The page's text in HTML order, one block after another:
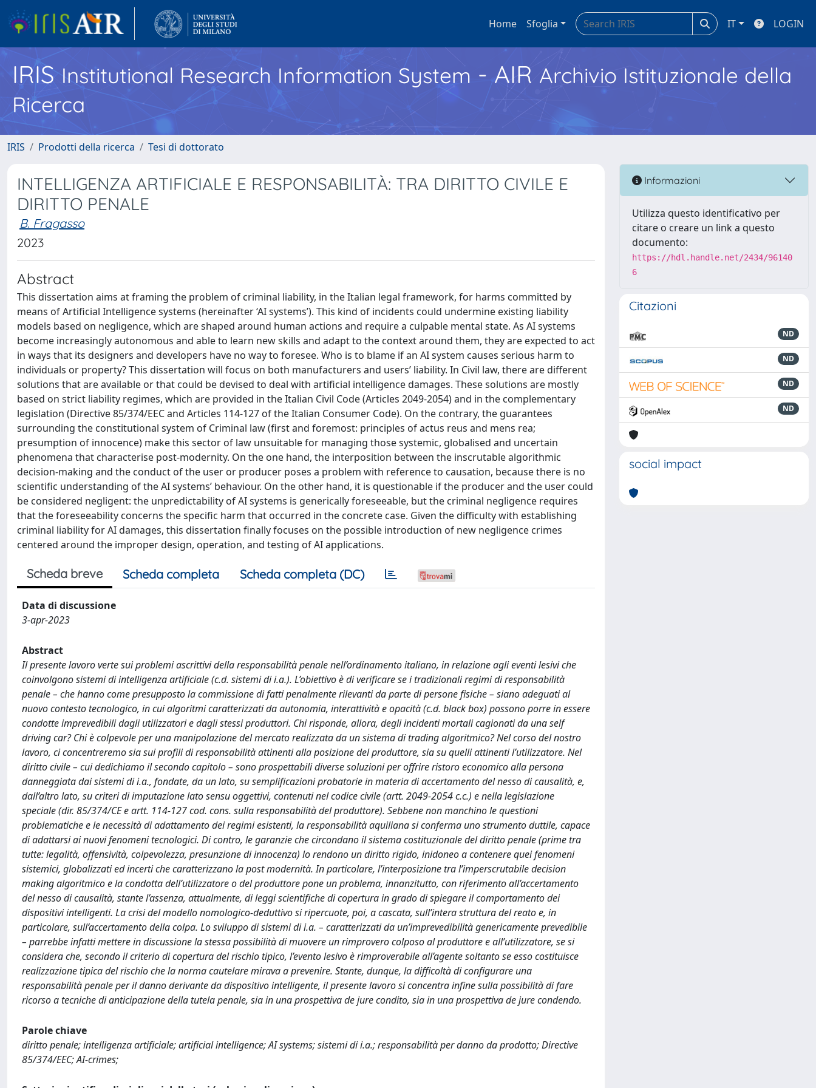
Home Sfoglia IT LOGIN
IRISInstitutional Research Information System - AIR Archivio Istituzionale della
Ricerca
IRIS Prodotti della ricerca Tesi di dottorato
INTELLIGENZA ARTIFICIALE E RESPONSABILITÀ: TRA DIRITTO CIVILE E
DIRITTO PENALE
B. Fragasso
2023
Abstract
This dissertation aims at framing the problem of criminal liability, in the Italian legal framework, for harms committed by
means of Artificial Intelligence systems (hereinafter ‘AI systems’). This kind of incidents could undermine existing liability
models based on negligence, which are shaped around human actions and require a culpable mental state. As AI systems
become increasingly autonomous and able to learn new skills and adapt to the context around them, they are expected to act
in ways that its designers and developers have no way to foresee. Who is to blame if an AI system causes serious harm to
individuals or property? This dissertation will focus on both manufacturers and users’ liability. In Civil law, there are different
solutions that are available or that could be devised to deal with artificial intelligence damages. These solutions are mostly
based on strict liability regimes, which are provided in the Italian Civil Code (Articles 2049-2054) and in the complementary
legislation (Directive 85/374/EEC and Articles 114-127 of the Italian Consumer Code). On the contrary, the guarantees
surrounding the constitutional system of Criminal law (first and foremost: principles of actus reus and mens rea;
presumption of innocence) make this sector of law unsuitable for managing those systemic, globalised and uncertain
phenomena that characterise post-modernity. On the one hand, the interposition between the inscrutable algorithmic
decision-making and the conduct of the user or producer poses a problem with reference to causation, because there is no
scientific understanding of the AI systems’ behaviour. On the other hand, it is questionable if the producer and the user could
be considered negligent: the unpredictability of AI systems is generically foreseeable, but the criminal negligence requires
that the foreseeability concerns the specific harm that occurred in the concrete case. Given the difficulty with establishing
criminal liability for AI damages, this dissertation finally focuses on the possible introduction of new negligence crimes
centered around the improper design, operation, and testing of AI applications.
Scheda breve Scheda completa Scheda completa (DC)
Data di discussione
3-apr-2023
Abstract
Il presente lavoro verte sui problemi ascrittivi della responsabilità penale nell’ordinamento italiano, in relazione agli eventi lesivi che
coinvolgono sistemi di intelligenza artificiale (c.d. sistemi di i.a.). L’obiettivo è di verificare se i tradizionali regimi di responsabilità
penale – che hanno come presupposto la commissione di fatti penalmente rilevanti da parte di persone fisiche – siano adeguati al
nuovo contesto tecnologico, in cui algoritmi caratterizzati da autonomia, interattività e opacità (c.d. black box) possono porre in essere
condotte imprevedibili dagli utilizzatori e dagli stessi produttori. Chi risponde, allora, degli incidenti mortali cagionati da una self
driving car? Chi è colpevole per una manipolazione del mercato realizzata da un sistema di trading algoritmico? Nel corso del nostro
lavoro, ci concentreremo sia sui profili di responsabilità attinenti alla posizione del produttore, sia su quelli attinenti l’utilizzatore. Nel
diritto civile – cui dedichiamo il secondo capitolo – sono prospettabili diverse soluzioni per offrire ristoro economico alla persona
danneggiata dai sistemi di i.a., fondate, da un lato, su semplificazioni probatorie in materia di accertamento del nesso di causalità, e,
dall’altro lato, su criteri di imputazione lato sensu oggettivi, contenuti nel codice civile (artt. 2049-2054 c.c.) e nella legislazione
speciale (dir. 85/374/CE e artt. 114-127 cod. cons. sulla responsabilità del produttore). Sebbene non manchino le questioni
problematiche e le necessità di adattamento dei regimi esistenti, la responsabilità aquiliana si conferma uno strumento duttile, capace
di adattarsi ai nuovi fenomeni tecnologici. Di contro, le garanzie che circondano il sistema costituzionale del diritto penale (prime tra
tutte: legalità, offensività, colpevolezza, presunzione di innocenza) lo rendono un diritto rigido, inidoneo a contenere quei fenomeni
sistemici, globalizzati ed incerti che caratterizzano la post modernità. In particolare, l’interposizione tra l’imperscrutabile decision
making algoritmico e la condotta dell’utilizzatore o del produttore pone un problema, innanzitutto, con riferimento all’accertamento
del nesso di causalità, stante l’assenza, attualmente, di leggi scientifiche di copertura in grado di spiegare il comportamento dei
dispositivi intelligenti. La crisi del modello nomologico-deduttivo si ripercuote, poi, a cascata, sull’intera struttura del reato e, in
particolare, sull’accertamento della colpa. Lo sviluppo di sistemi di i.a. – caratterizzati da un’imprevedibilità genericamente prevedibile
– parrebbe infatti mettere in discussione la stessa possibilità di muovere un rimprovero colposo al produttore e all’utilizzatore, se si
considera che, secondo il criterio di copertura del rischio tipico, l’evento lesivo è rimproverabile all’agente soltanto se esso costituisce
realizzazione tipica del rischio che la norma cautelare mirava a prevenire. Stante, dunque, la difficoltà di configurare una
responsabilità penale per il danno derivante da dispositivo intelligente, il presente lavoro si concentra infine sulla possibilità di fare
ricorso a tecniche di anticipazione della tutela penale, sia in una prospettiva de jure condito, sia in una prospettiva de jure condendo.
Parole chiave
diritto penale; intelligenza artificiale; artificial intelligence; AI systems; sistemi di i.a.; responsabilità per danno da prodotto; Directive
85/374/EEC; AI-crimes;
Informazioni
Utilizza questo identificativo per
citare o creare un link a questo
documento:
https://hdl.handle.net/2434/96140
6
Citazioni
ND
ND
ND
ND
social impact